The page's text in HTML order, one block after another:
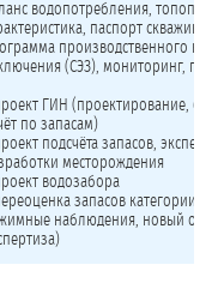
водопотребления,
паспорт
производственного
(СЭЗ), мониторинг,
ГИН (проектирование,
по запасам)
подсчёта запасов,
месторождения
водозабора
запасов категории
наблюдения, новый